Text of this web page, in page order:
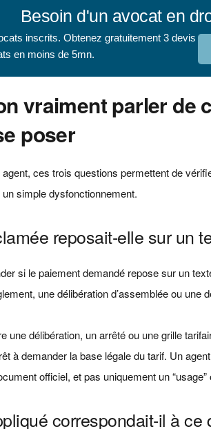
Besoin d'un avocat en
inscrits. Obtenez gratuitement 3 devis
en moins de 5mn.
vraiment parler de
poser
ces trois questions permettent de
simple dysfonctionnement.
reposait‑elle sur un
si le paiement demandé repose sur un
une délibération d’assemblée ou une
une délibération, un arrêté ou une grille
à demander la base légale du tarif. Un
officiel, et pas uniquement un
correspondait‑il à